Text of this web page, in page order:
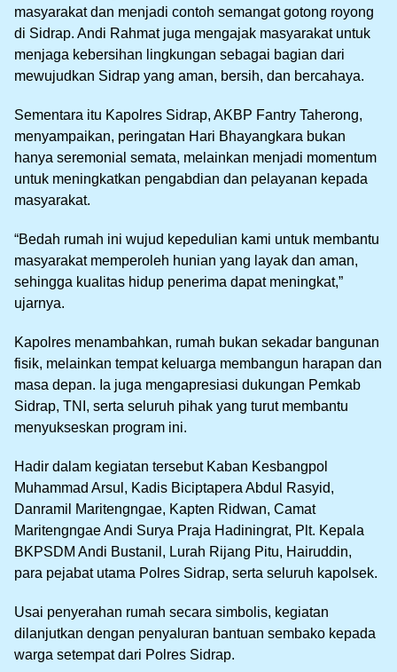
masyarakat dan menjadi contoh semangat gotong royong
di Sidrap. Andi Rahmat juga mengajak masyarakat untuk
menjaga kebersihan lingkungan sebagai bagian dari
mewujudkan Sidrap yang aman, bersih, dan bercahaya.
Sementara itu Kapolres Sidrap, AKBP Fantry Taherong,
menyampaikan, peringatan Hari Bhayangkara bukan
hanya seremonial semata, melainkan menjadi momentum
untuk meningkatkan pengabdian dan pelayanan kepada
masyarakat.
“Bedah rumah ini wujud kepedulian kami untuk membantu
masyarakat memperoleh hunian yang layak dan aman,
sehingga kualitas hidup penerima dapat meningkat,”
ujarnya.
Kapolres menambahkan, rumah bukan sekadar bangunan
fisik, melainkan tempat keluarga membangun harapan dan
masa depan. Ia juga mengapresiasi dukungan Pemkab
Sidrap, TNI, serta seluruh pihak yang turut membantu
menyukseskan program ini.
Hadir dalam kegiatan tersebut Kaban Kesbangpol
Muhammad Arsul, Kadis Biciptapera Abdul Rasyid,
Danramil Maritengngae, Kapten Ridwan, Camat
Maritengngae Andi Surya Praja Hadiningrat, Plt. Kepala
BKPSDM Andi Bustanil, Lurah Rijang Pitu, Hairuddin,
para pejabat utama Polres Sidrap, serta seluruh kapolsek.
Usai penyerahan rumah secara simbolis, kegiatan
dilanjutkan dengan penyaluran bantuan sembako kepada
warga setempat dari Polres Sidrap.